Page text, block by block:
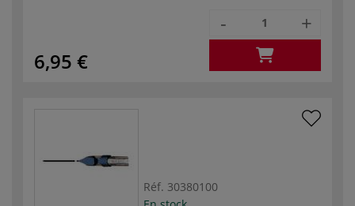
6,95 €
- +
Réf. 30380100